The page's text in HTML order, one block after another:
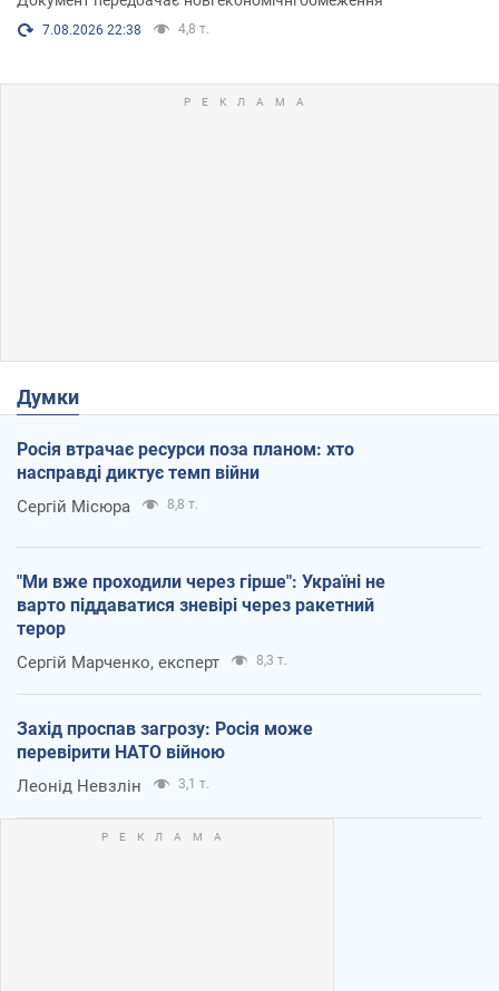
7.08.2026 22:38 4,8 т.
Думки
Росія втрачає ресурси поза планом: хто
насправді диктує темп війни
Сергій Місюра 8,8 т.
"Ми вже проходили через гірше": Україні не
варто піддаватися зневірі через ракетний
терор
Сергій Марченко, експерт 8,3 т.
Захід проспав загрозу: Росія може
перевірити НАТО війною
Леонід Невзлін 3,1 т.